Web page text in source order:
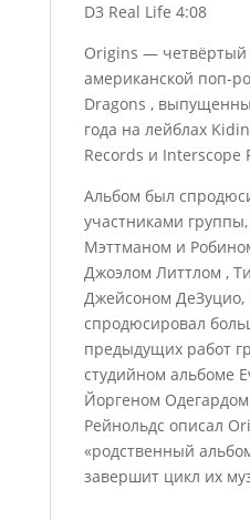
D3 Real Life 4:08
Origins — четвёртый
американской поп-
Dragons ,
года на лейблах
Records и Interscope
Альбом был
участниками
Мэттманом и
Джоэлом Литтлом ,
Джейсоном ДеЗуцио,
спродюсировал
предыдущих работ
студийном альбоме
Йоргеном
Рейнольдс описал
«родственный
завершит цикл их